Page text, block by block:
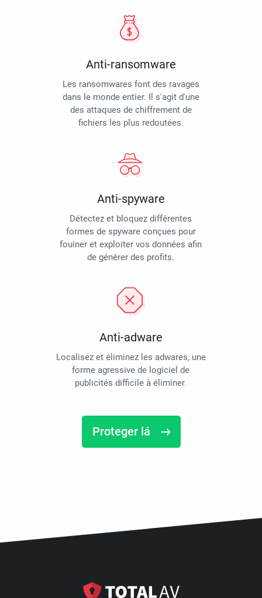
Anti-ransomware
Les ransomwares font des ravages
dans le monde entier. Il s'agit d'une
des attaques de chiffrement de
fichiers les plus redoutées.
Anti-spyware
Détectez et bloquez différentes
formes de spyware conçues pour
fouiner et exploiter vos données afin
de générer des profits.
Anti-adware
Localisez et éliminez les adwares, une
forme agressive de logiciel de
publicités difficile à éliminer.
Proteger lá